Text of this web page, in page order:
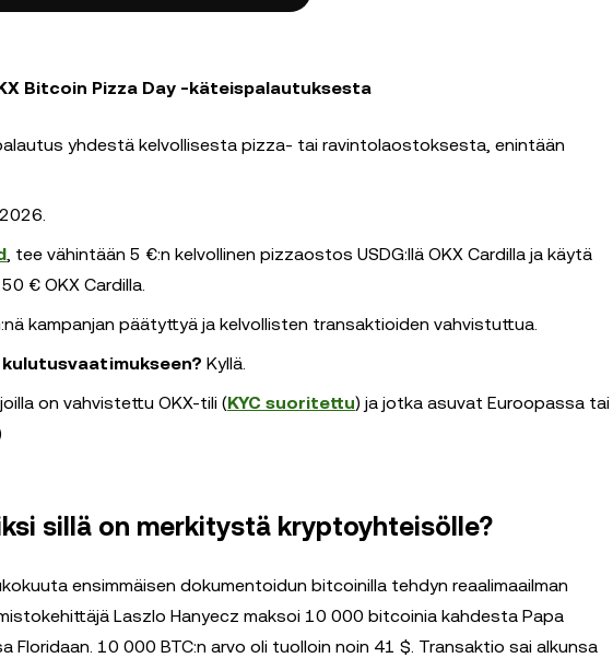
Bitcoin Pizza Day -käteispalautuksesta
yhdestä kelvollisesta pizza- tai ravintolaostoksesta, enintään
, tee vähintään 5 €:n kelvollinen pizzaostos USDG:llä OKX Cardilla ja käytä
€ OKX Cardilla.
kampanjan päätyttyä ja kelvollisten transaktioiden vahvistuttua.
Kyllä.
on vahvistettu OKX-tili (KYC suoritettu) ja jotka asuvat Euroopassa tai
sillä on merkitystä kryptoyhteisölle?
ensimmäisen dokumentoidun bitcoinilla tehdyn reaalimaailman
Laszlo Hanyecz maksoi 10 000 bitcoinia kahdesta Papa
10 000 BTC:n arvo oli tuolloin noin 41 $. Transaktio sai alkunsa